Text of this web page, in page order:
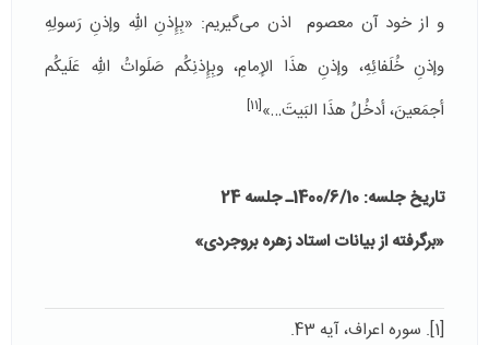
و از خود آن معصوم اذن می‌گیریم: «بِإِذنِ اللّهِ وإذنِ رَسولِهِ
وإذنِ خُلَفائِهِ، وإذنِ هذَا الإِمامِ، وبِإِذنِكُم صَلَواتُ اللّهِ عَلَیكُم
أجمَعینَ، أدخُلُ هذَا البَیتَ…»[11]
تاریخ جلسه: 1400/6/10ـ جلسه 24
«برگرفته از بیانات استاد زهره بروجردی»
[1]. سوره اعراف، آیه 43.